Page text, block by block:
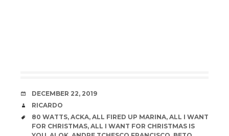
DATE
DECEMBER 22, 2019
AUTHOR
RICARDO
TAGS
80 WATTS, ACKA, ALL FIRED UP MARINA, ALL I WANT
FOR CHRISTMAS, ALL I WANT FOR CHRISTMAS IS